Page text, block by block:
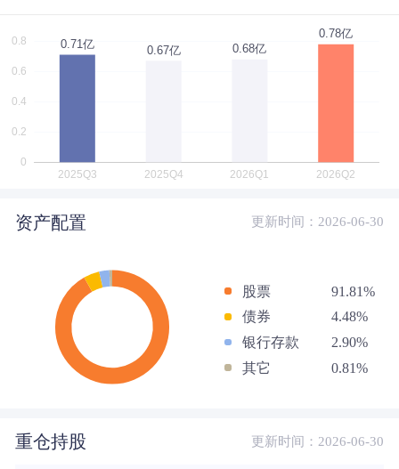
资产配置 更新时间：2026-06-30
股票
91.81%
债券
4.48%
银行存款
2.90%
其它
0.81%
重仓持股 更新时间：2026-06-30